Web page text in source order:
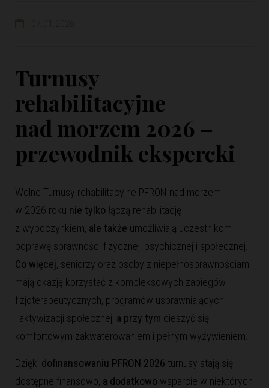
Turnusy
rehabilitacyjne
nad morzem 2026 –
przewodnik ekspercki
Wolne Turnusy rehabilitacyjne PFRON nad morzem
w 2026 roku nie tylko łączą rehabilitację
z wypoczynkiem, ale także umożliwiają uczestnikom
poprawę sprawności fizycznej, psychicznej i społecznej.
Co więcej, seniorzy oraz osoby z niepełnosprawnościami
mają okazję korzystać z kompleksowych zabiegów
fizjoterapeutycznych, programów usprawniających
i aktywizacji społecznej, a przy tym cieszyć się
komfortowym zakwaterowaniem i pełnym wyżywieniem.
Dzięki dofinansowaniu PFRON 2026 turnusy stają się
dostępne finansowo, a dodatkowo wsparcie w niektórych